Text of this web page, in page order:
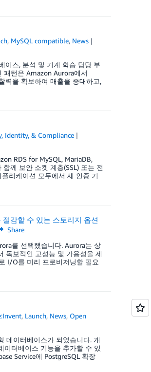
, MySQL compatible, News
이스, 분석 및 기계 학습 담당 부
패턴은 Amazon Aurora에서
력을 확보하여 매출을 증대하고,
Identity, & Compliance
RDS for MySQL, MariaDB,
께 보안 소켓 계층(SSL) 또는 전
리케이션 모두에서 새 인증 기
감할 수 있는 스토리지 옵션
Share
를 선택했습니다. Aurora는 상
독보적인 고성능 및 가용성을 제
I/O를 미리 프로비저닝할 필요
, Launch, News, Open
데이터베이스가 되었습니다. 개
이터베이스 기능을 추가할 수 있
Service에 PostgreSQL 확장